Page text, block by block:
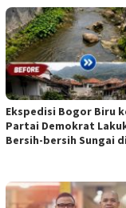
Ekspedisi Bogor Biru
Partai Demokrat
Bersih-bersih Sungai